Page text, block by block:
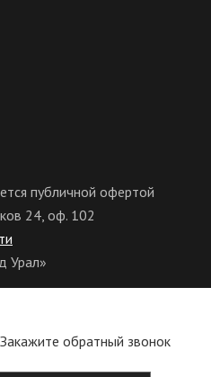
публичной офертой
24, оф. 102
Урал»
Закажите обратный звонок